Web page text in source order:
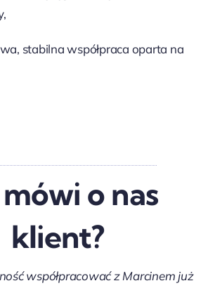
stabilna współpraca oparta na
o nas
klient?
współpracować z Marcinem już